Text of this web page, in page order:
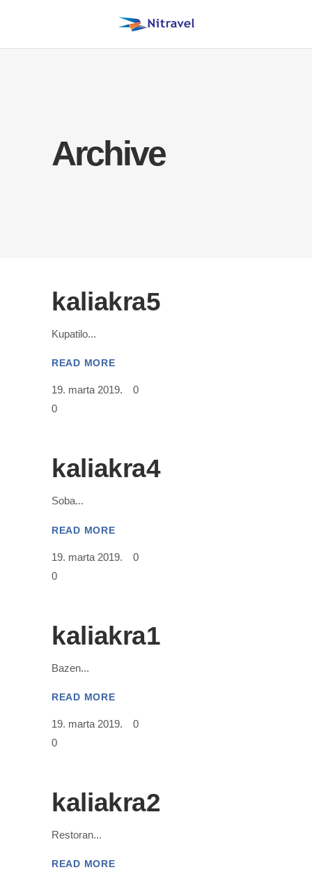
Archive
kaliakra5
Kupatilo
READ MORE
19. marta 2019.
0
0
kaliakra4
Soba
READ MORE
19. marta 2019.
0
0
kaliakra1
Bazen
READ MORE
19. marta 2019.
0
0
kaliakra2
Restoran
READ MORE